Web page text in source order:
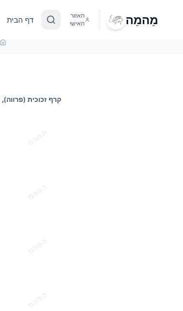
דף הבית מֵהמֵה
האזור
האישי
קרף זכוכית (פרווה), 1 ליטר להשכרה, השכרת כלי הגשה לאירועים עם מֵהמֵה - דוכני מזון בע"מ